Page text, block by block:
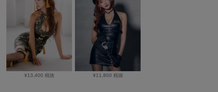
¥13,400 税抜 ¥11,800 税抜